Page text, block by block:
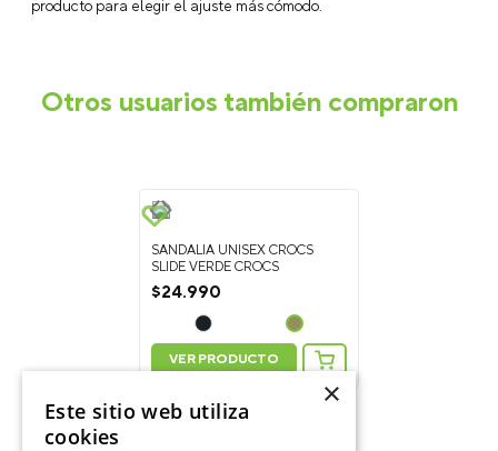
producto para elegir el ajuste más cómodo.
Otros usuarios también compraron
SANDALIA UNISEX CROCS
SLIDE VERDE CROCS
$24.990
VER PRODUCTO
×
Este sitio web utiliza
cookies